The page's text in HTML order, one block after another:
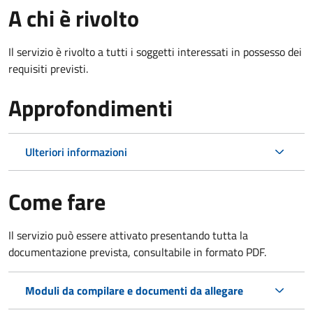
A chi è rivolto
Il servizio è rivolto a tutti i soggetti interessati in possesso dei
requisiti previsti.
Approfondimenti
Ulteriori informazioni
Come fare
Il servizio può essere attivato presentando tutta la
documentazione prevista, consultabile in formato PDF.
Moduli da compilare e documenti da allegare